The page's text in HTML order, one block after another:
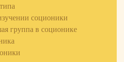
соционики
группа в соционике